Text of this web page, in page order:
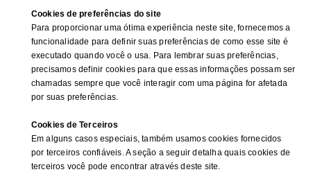
Cookies de preferências do site
Para proporcionar uma ótima experiência neste site, fornecemos a
funcionalidade para definir suas preferências de como esse site é
executado quando você o usa. Para lembrar suas preferências,
precisamos definir cookies para que essas informações possam ser
chamadas sempre que você interagir com uma página for afetada
por suas preferências.
Cookies de Terceiros
Em alguns casos especiais, também usamos cookies fornecidos
por terceiros confiáveis. A seção a seguir detalha quais cookies de
terceiros você pode encontrar através deste site.